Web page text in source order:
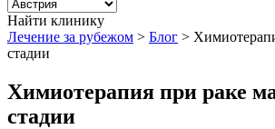
Найти клинику
Лечение за рубежом > Блог >
стадии
Химиотерапия при раке
стадии